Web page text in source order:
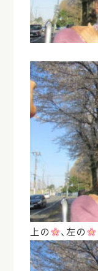
上の 、左の